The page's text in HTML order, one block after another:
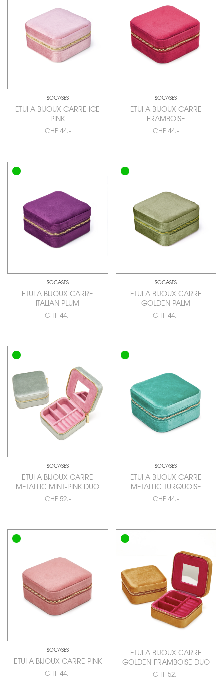
SOCASES
ETUI A BIJOUX CARRE ICE
PINK
CHF 44.-
SOCASES
ETUI A BIJOUX CARRE
FRAMBOISE
CHF 44.-
SOCASES
ETUI A BIJOUX CARRE
ITALIAN PLUM
CHF 44.-
SOCASES
ETUI A BIJOUX CARRE
GOLDEN PALM
CHF 44.-
SOCASES
ETUI A BIJOUX CARRE
METALLIC MINT-PINK DUO
CHF 52.-
SOCASES
ETUI A BIJOUX CARRE
METALLIC TURQUOISE
CHF 44.-
SOCASES
ETUI A BIJOUX CARRE PINK
CHF 44.-
ETUI A BIJOUX CARRE
GOLDEN-FRAMBOISE DUO
CHF 52.-